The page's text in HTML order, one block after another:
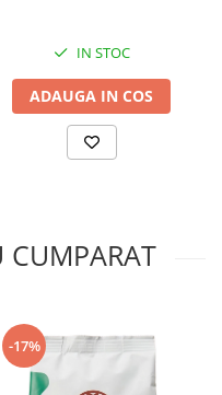
IN STOC
ADAUGA IN COS
CUMPARAT
-17%